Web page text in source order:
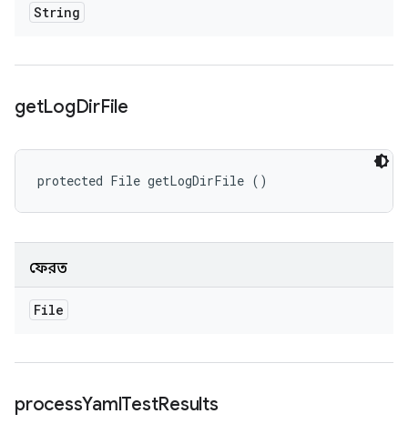
String
getLogDirFile
protected File getLogDirFile ()
ফেরত
File
processYamlTestResults